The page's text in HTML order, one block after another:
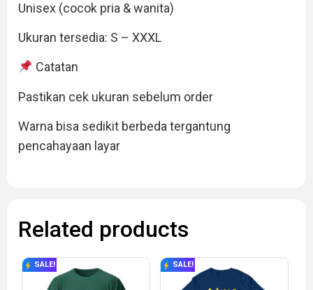
Unisex (cocok pria & wanita)
Ukuran tersedia: S – XXXL
Catatan
Pastikan cek ukuran sebelum order
Warna bisa sedikit berbeda tergantung
pencahayaan layar
Related products
SALE! SALE!